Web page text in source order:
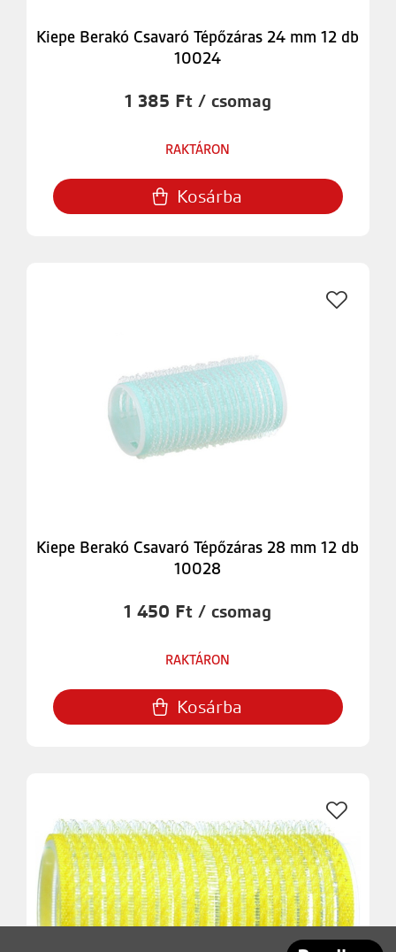
Kiepe Berakó Csavaró Tépőzáras 24 mm 12 db
10024
1 385 Ft / csomag
RAKTÁRON
Kosárba
Kiepe Berakó Csavaró Tépőzáras 28 mm 12 db
10028
1 450 Ft / csomag
RAKTÁRON
Kosárba